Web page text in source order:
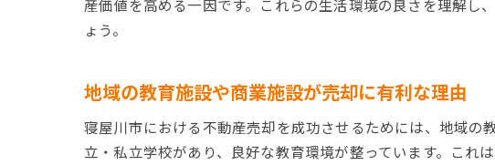
産価値を高める一因です。これらの生活環境の良さを理解
ょう。
地域の教育施設や商業施設が売却に有利な理由
寝屋川市における不動産売却を成功させるためには、地域
立・私立学校があり、良好な教育環境が整っています。これ